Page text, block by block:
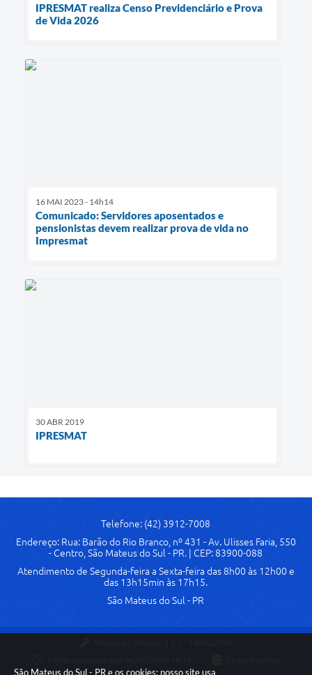
São Mateus do Sul - PR e os cookies: nosso site usa
IPRESMAT realiza Censo Previdenciário e Prova
de Vida 2026
16 MAI 2023 - 14h14
Comunicado: Servidores aposentados e
pensionistas devem realizar prova de vida no
Impresmat
30 ABR 2019
IPRESMAT
Telefone: (42) 3912-7008
Endereço: Rua: Barão do Rio Branco, nº 431 - Av. Ulisses Faria, 550
- Centro, São Mateus do Sul - PR. | CEP: 83900-088
Atendimento de Segunda-feira a Sexta-feira das 8h00 às 12h00 e
das 13h15min às 17h15.
São Mateus do Sul - PR